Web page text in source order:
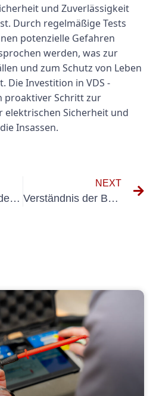
und Zuverlässigkeit
Durch regelmäßige Tests
potenzielle Gefahren
werden, was zur
und zum Schutz von Leben
Die Investition in VDS -
proaktiver Schritt zur
Sicherheit und
Insassen.
Die Bebeutung der VDS-Probe für Elektrische Anlagen: Alles, war sie Wissen Müssen
NEXT
Verständnis der Bedeutung von VDS -Tests für elektrische Systeme